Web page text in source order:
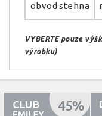
obvod stehna
VYBERTE pouze
výrobku)